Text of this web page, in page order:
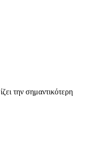
την σημαντικότερη